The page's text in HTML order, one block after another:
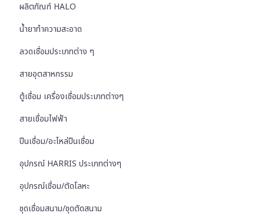
ผลิตภัณฑ์ HALO
น้ำยาทำความสะอาด
ลวดเชื่อมประเภทต่าง ๆ
สายอุตสาหกรรม
ตู้เชื่อม เครื่องเชื่อมประเภทต่างๆ
สายเชื่อมไฟฟ้า
ปืนเชื่อม/อะไหล่ปืนเชื่อม
อุปกรณ์ HARRIS ประเภทต่างๆ
อุปกรณ์เชื่อม/ตัดโลหะ
ชุดเชื่อมสนาม/ชุดตัดสนาม